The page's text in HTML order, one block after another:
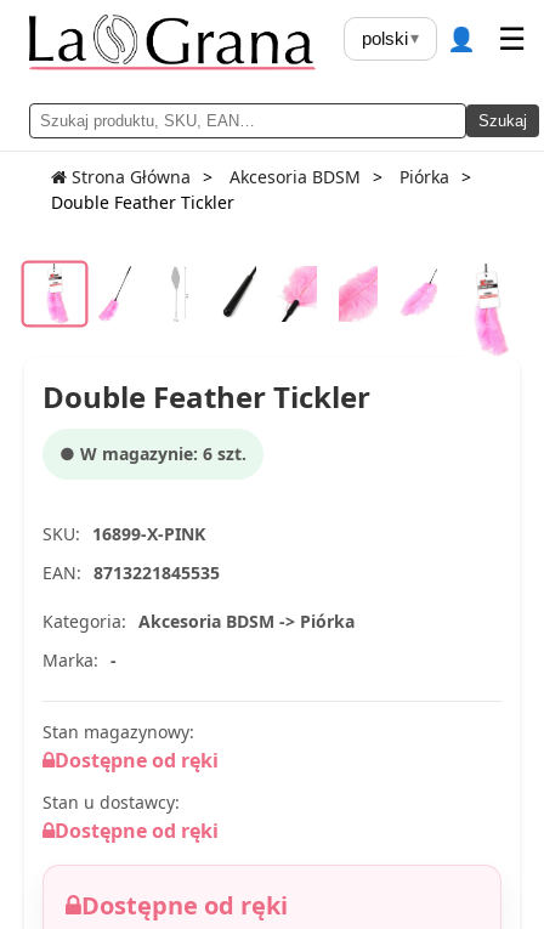
Szukaj
polski▾ 👤 ☰
Strona Główna Akcesoria BDSM
Piórka
Double Feather Tickler
Double Feather Tickler
● W magazynie: 6 szt.
SKU:
16899-X-PINK
EAN: 8713221845535
Kategoria: Akcesoria BDSM -> Piórka
Marka: -
Stan magazynowy:
Dostępne od ręki
Stan u dostawcy:
Dostępne od ręki
Dostępne od ręki